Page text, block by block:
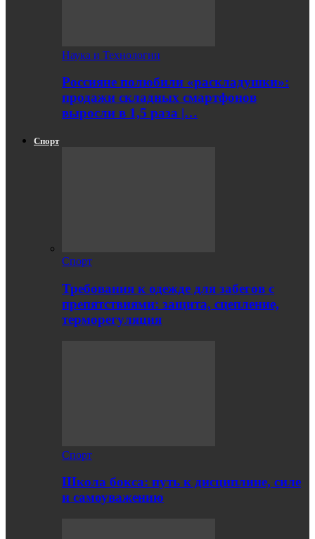
Наука и Технологии
Россияне полюбили «раскладушки»:
продажи складных смартфонов
выросли в 1,5 раза |…
Спорт
Спорт
Требования к одежде для забегов с
препятствиями: защита, сцепление,
терморегуляция
Спорт
Школа бокса: путь к дисциплине, силе
и самоуважению